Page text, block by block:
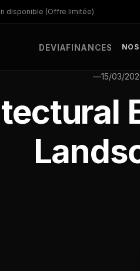
disponible (Offre limitée)
DEVIAFINANCES
—15/03/